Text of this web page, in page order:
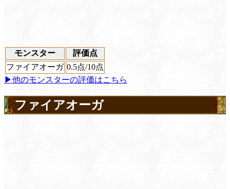
モンスター
評価点
ファイアオーガ 0.5点/10点
▶他のモンスターの評価はこちら
ファイアオーガ